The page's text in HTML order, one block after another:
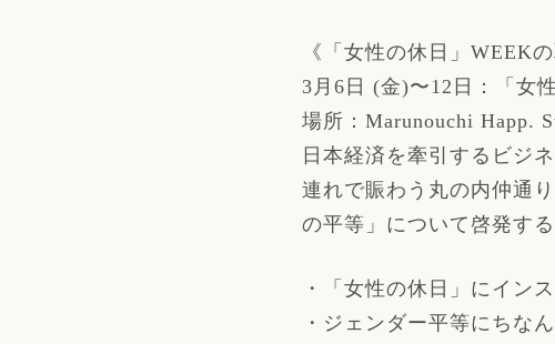
《「女性の休日」WEEK
3月6日 (金)〜12日：「女
場所：Marunouchi Happ.
日本経済を牽引するビジ
連れで賑わう丸の内仲通
の平等」について啓発す
・「女性の休日」にイン
・ジェンダー平等にちな